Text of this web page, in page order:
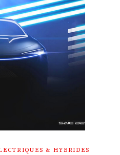
& HYBRIDES